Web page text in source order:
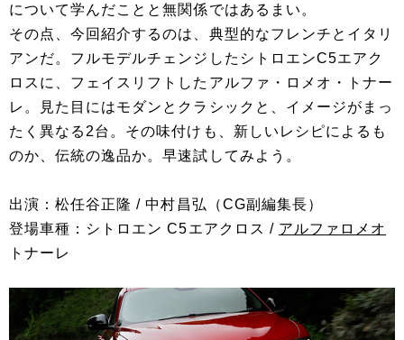
について学んだことと無関係ではあるまい。
その点、今回紹介するのは、典型的なフレンチとイタリ
アンだ。フルモデルチェンジしたシトロエンC5エアク
ロスに、フェイスリフトしたアルファ・ロメオ・トナー
レ。見た目にはモダンとクラシックと、イメージがまっ
たく異なる2台。その味付けも、新しいレシピによるも
のか、伝統の逸品か。早速試してみよう。
出演：松任谷正隆 / 中村昌弘（CG副編集長）
登場車種：シトロエン C5エアクロス / アルファロメオ
トナーレ